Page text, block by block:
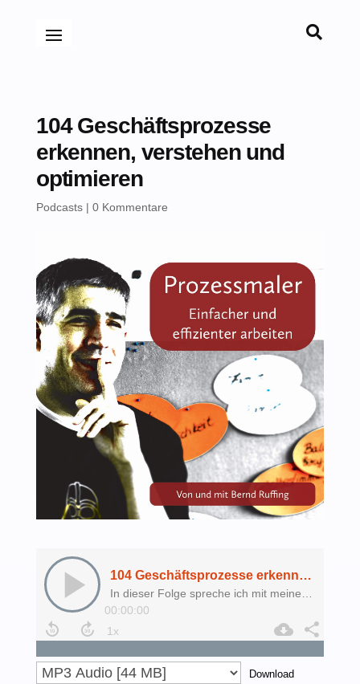

104 Geschäftsprozesse
erkennen, verstehen und
optimieren
Podcasts| 0 Kommentare
Download